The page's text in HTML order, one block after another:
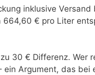
inklusive
€ pro Liter
30 € Differenz. Wer
Argument, das bei